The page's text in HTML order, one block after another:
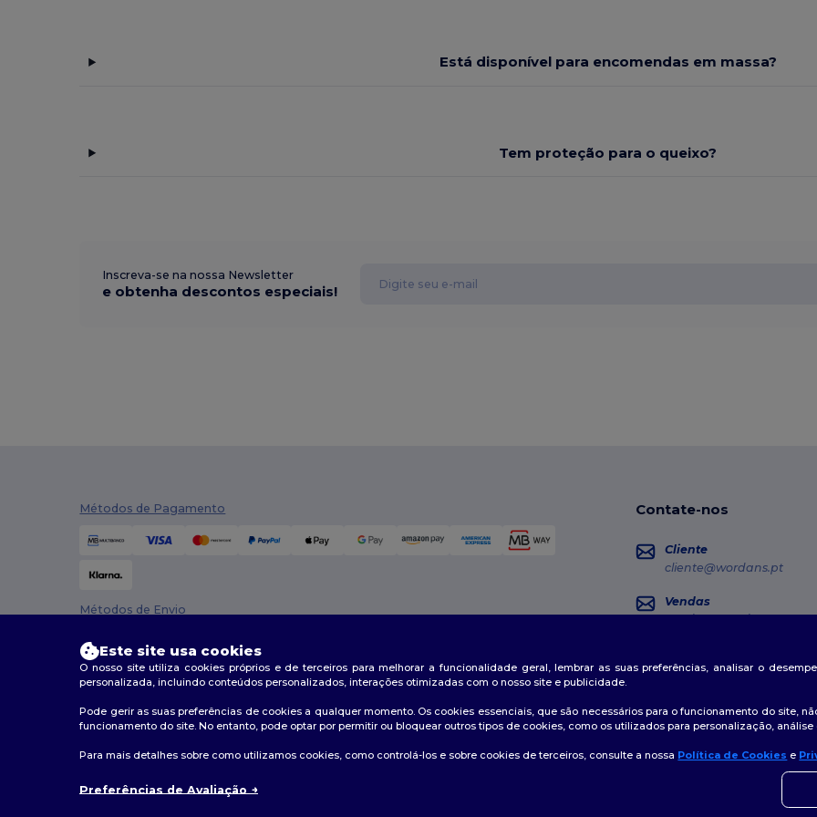
Está disponível para encomendas em massa?
Tem proteção para o queixo?
Inscreva-se na nossa Newsletter
e obtenha descontos especiais!
Métodos de Pagamento
Métodos de Envio
Contate-nos
Cliente
cliente@wordans.pt
Vendas
vendas@wordans.pt
2026. Todos os direitos reservados
Este site usa cookies
O nosso site utiliza cookies próprios e de terceiros para melhorar a funcionalidade geral, lembrar as suas preferências, analisar o
personalizada, incluindo conteúdos personalizados, interações otimizadas com o nosso site e publicidade.
Pode gerir as suas preferências de cookies a qualquer momento. Os cookies essenciais, que são necessários para o funcionamento do site,
funcionamento do site. No entanto, pode optar por permitir ou bloquear outros tipos de cookies, como os utilizados para personalização,
Para mais detalhes sobre como utilizamos cookies, como controlá-los e sobre cookies de terceiros, consulte a nossa Política de Cookies e
Preferências de Avaliação
👋
Se